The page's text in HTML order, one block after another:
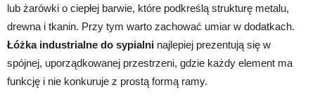
lub żarówki o ciepłej barwie, które podkreślą strukturę metalu,
drewna i tkanin. Przy tym warto zachować umiar w dodatkach.
Łóżka industrialne do sypialni najlepiej prezentują się w
spójnej, uporządkowanej przestrzeni, gdzie każdy element ma
funkcję i nie konkuruje z prostą formą ramy.